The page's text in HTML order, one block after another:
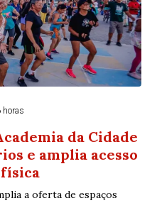
horas
da Cidade
e amplia acesso
a oferta de espaços